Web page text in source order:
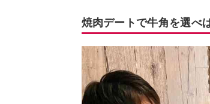
焼肉デートで牛角を選べ